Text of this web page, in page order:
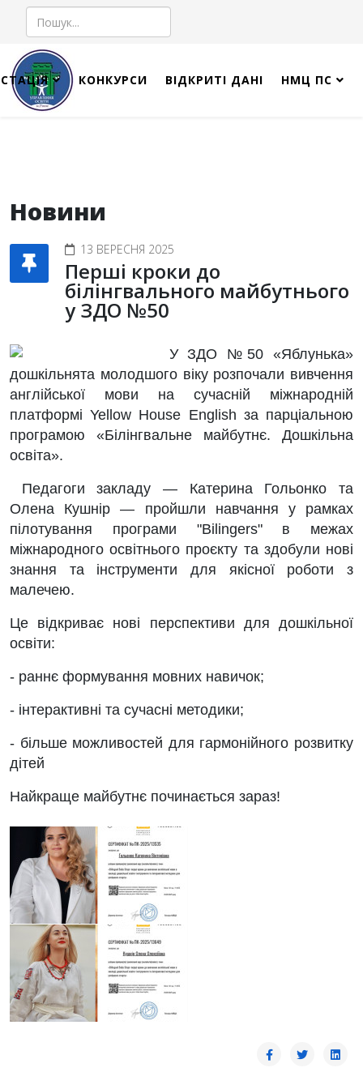
Пошук
КОНКУРСИ ВІДКРИТІ ДАНІ НМЦ ПС
Новини
13 ВЕРЕСНЯ 2025
Перші кроки до
білінгвального майбутнього
у ЗДО №50
У ЗДО №50 «Яблунька»
дошкільнята молодшого віку розпочали вивчення
англійської мови на сучасній міжнародній
платформі Yellow House English за парціальною
програмою «Білінгвальне майбутнє. Дошкільна
освіта».
Педагоги закладу — Катерина Гольонко та
Олена Кушнір — пройшли навчання у рамках
пілотування програми "Bilingers" в межах
міжнародного освітнього проєкту та здобули нові
знання та інструменти для якісної роботи з
малечею.
Це відкриває нові перспективи для дошкільної
освіти:
- раннє формування мовних навичок;
- інтерактивні та сучасні методики;
- більше можливостей для гармонійного розвитку
дітей
Найкраще майбутнє починається зараз!